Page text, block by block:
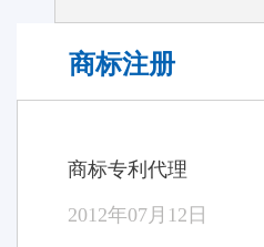
商标注册
商标专利代理
2012年07月12日